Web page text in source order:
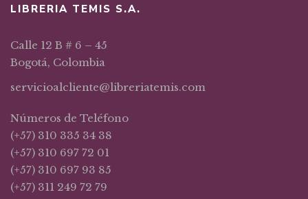
LIBRERIA TEMIS S.A.
Calle 12 B # 6 – 45
Bogotá, Colombia
servicioalcliente@libreriatemis.com
Números de Teléfono
(+57) 310 335 34 38
(+57) 310 697 72 01
(+57) 310 697 93 85
(+57) 311 249 72 79